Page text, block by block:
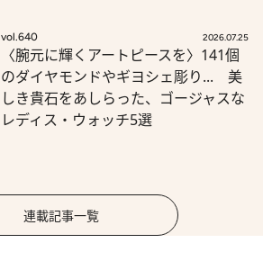
vol.640 2026.07.25
〈腕元に輝くアートピースを〉141個
のダイヤモンドやギヨシェ彫り... 美
しき貴石をあしらった、ゴージャスな
レディス・ウォッチ5選
連載記事一覧